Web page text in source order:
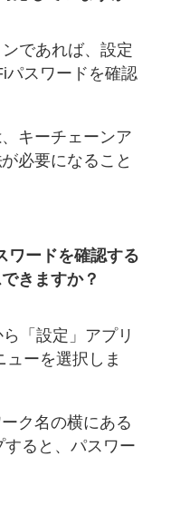
であれば、設定
パスワードを確認
キーチェーンア
必要になること
ワードを確認する
きますか？
「設定」アプリ
ューを選択しま
ク名の横にある
すると、パスワー